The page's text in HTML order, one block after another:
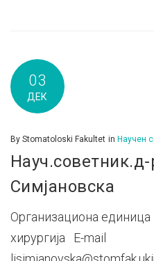
03
ДЕК
By Stomatoloski Fakultet in Научен
Симјановска
Организациона единица
хирургија E-mail